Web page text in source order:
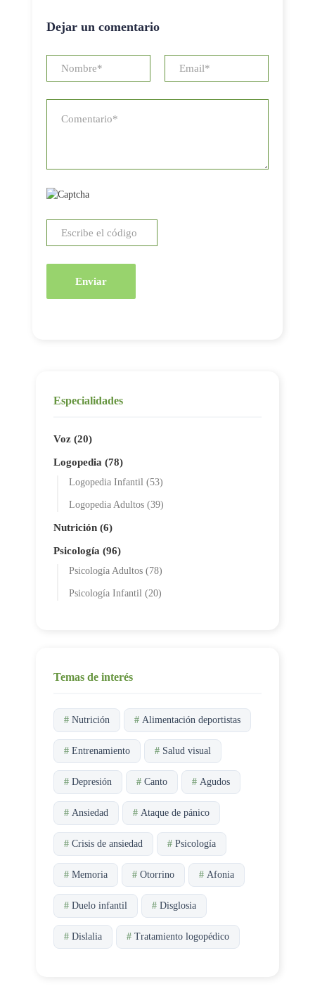
Dejar un comentario
Enviar
Especialidades
Voz (20)
Logopedia (78)
Logopedia Infantil (53)
Logopedia Adultos (39)
Nutrición (6)
Psicología (96)
Psicología Adultos (78)
Psicología Infantil (20)
Temas de interés
# Nutrición # Alimentación deportistas
# Entrenamiento # Salud visual
# Depresión # Canto # Agudos
# Ansiedad # Ataque de pánico
# Crisis de ansiedad # Psicología
# Memoria # Otorrino # Afonia
# Duelo infantil # Disglosia
# Dislalia # Tratamiento logopédico